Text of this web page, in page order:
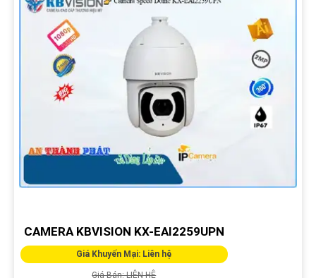
hoặc thông tin mô tả cho Camera Zoom Quang Công nghệ phù hợp với
nhu cầu sử dụng của đối tượng mục tiêu. Chúc bạn thành công!
CAMERA KBVISION KX-EAI2259UPN
Giá Khuyến Mại: Liên hệ
Giá Bán: LIÊN HỆ